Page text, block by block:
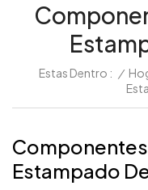
Estas Dentro : /
Estampado